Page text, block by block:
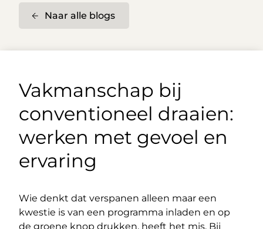
Naar alle blogs
Vakmanschap bij
conventioneel draaien:
werken met gevoel en
ervaring
Wie denkt dat verspanen alleen maar een
kwestie is van een programma inladen en op
de groene knop drukken, heeft het mis. Bij